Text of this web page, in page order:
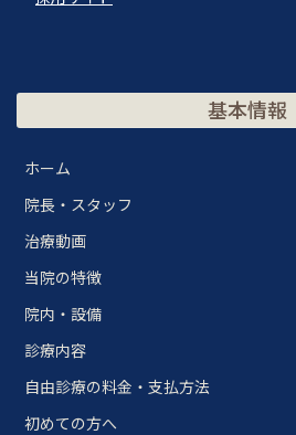
基本情報
ホーム
院長・スタッフ
治療動画
当院の特徴
院内・設備
診療内容
自由診療の料金・支払方法
初めての方へ